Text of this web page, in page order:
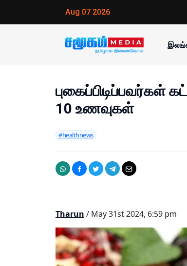
Aug 07 2026
புகைப்பிடிப்பவர்கள்
10 உணவுகள்
#healthnews
Tharun / May 31st 2024, 6:59 pm